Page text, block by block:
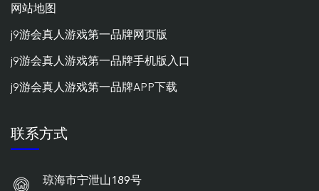
网站地图
j9游会真人游戏第一品牌网页版
j9游会真人游戏第一品牌手机版入口
j9游会真人游戏第一品牌APP下载
联系方式
琼海市宁泄山189号